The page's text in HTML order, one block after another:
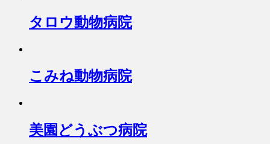
タロウ動物病院
こみね動物病院
美園どうぶつ病院